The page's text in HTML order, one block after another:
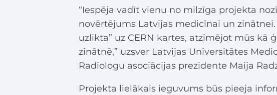
“Iespēja vadīt vienu no milzīga projekta
novērtējums Latvijas medicīnai un
uzlikta” uz CERN kartes, atzīmējot mūs kā
zinātnē,” uzsver Latvijas Universitātes
Radiologu asociācijas prezidente Maija
Projekta lielākais ieguvums būs pieeja